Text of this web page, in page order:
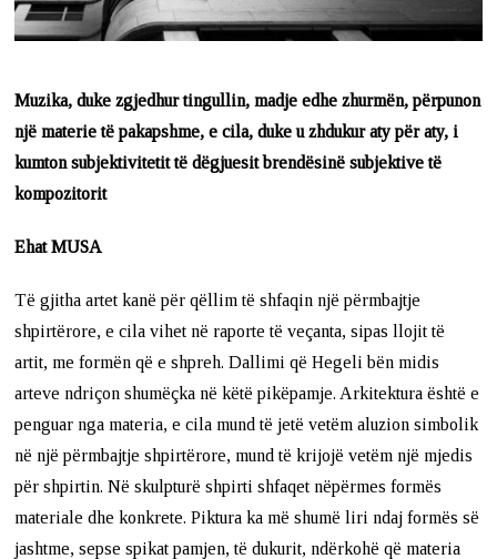
Muzika, duke zgjedhur tingullin, madje edhe zhurmën, përpunon
një materie të pakapshme, e cila, duke u zhdukur aty për aty, i
kumton subjektivitetit të dëgjuesit brendësinë subjektive të
kompozitorit
Ehat MUSA
Të gjitha artet kanë për qëllim të shfaqin një përmbajtje
shpirtërore, e cila vihet në raporte të veçanta, sipas llojit të
artit, me formën që e shpreh. Dallimi që Hegeli bën midis
arteve ndriçon shumëçka në këtë pikëpamje. Arkitektura është e
penguar nga materia, e cila mund të jetë vetëm aluzion simbolik
në një përmbajtje shpirtërore, mund të krijojë vetëm një mjedis
për shpirtin. Në skulpturë shpirti shfaqet nëpërmes formës
materiale dhe konkrete. Piktura ka më shumë liri ndaj formës së
jashtme, sepse spikat pamjen, të dukurit, ndërkohë që materia